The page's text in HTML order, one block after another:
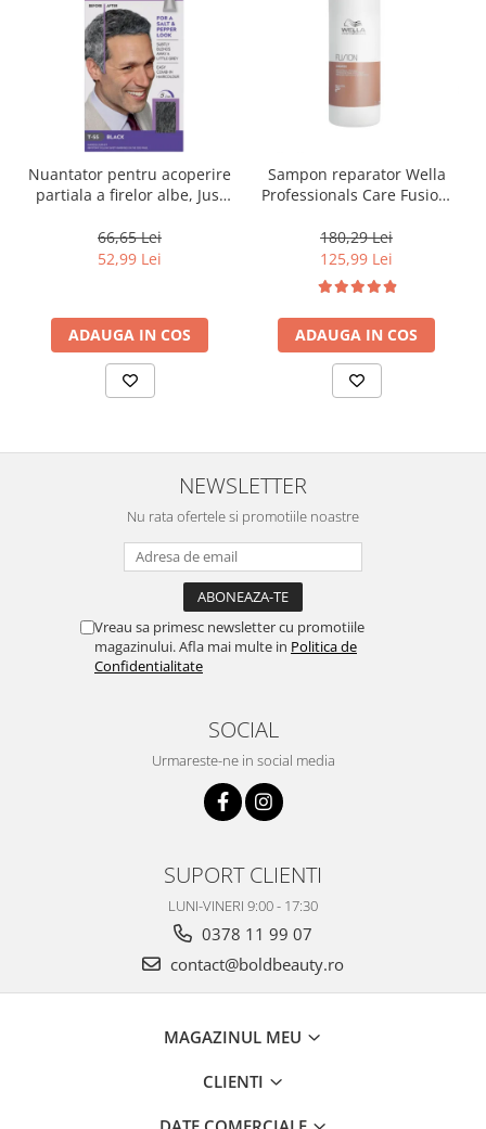
Nuantator pentru acoperire
partiala a firelor albe, Just
Touch of Grey, 40 g
66,65 Lei
52,99 Lei
ADAUGA IN COS
Sampon reparator Wella
Professionals Care Fusion,
180,29 Lei
125,99 Lei
ADAUGA IN COS
NEWSLETTER
Nu rata ofertele si promotiile noastre
Vreau sa primesc newsletter cu promotiile
magazinului. Afla mai multe in Politica de
Confidentialitate
SOCIAL
Urmareste-ne in social media
SUPORT CLIENTI
LUNI-VINERI 9:00 - 17:30
0378 11 99 07
contact@boldbeauty.ro
MAGAZINUL MEU
CLIENTI